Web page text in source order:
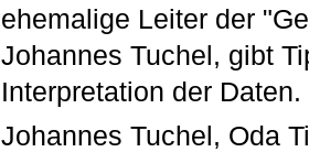
ehemalige Leiter der
Johannes Tuchel, gibt
Interpretation der Daten.
Johannes Tuchel, Oda